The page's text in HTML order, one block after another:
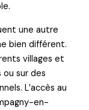
une autre
bien différent.
villages et
sur des
L’accès au
en-